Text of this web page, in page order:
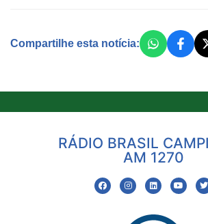
Compartilhe esta notícia:
RÁDIO BRASIL
AM 1270